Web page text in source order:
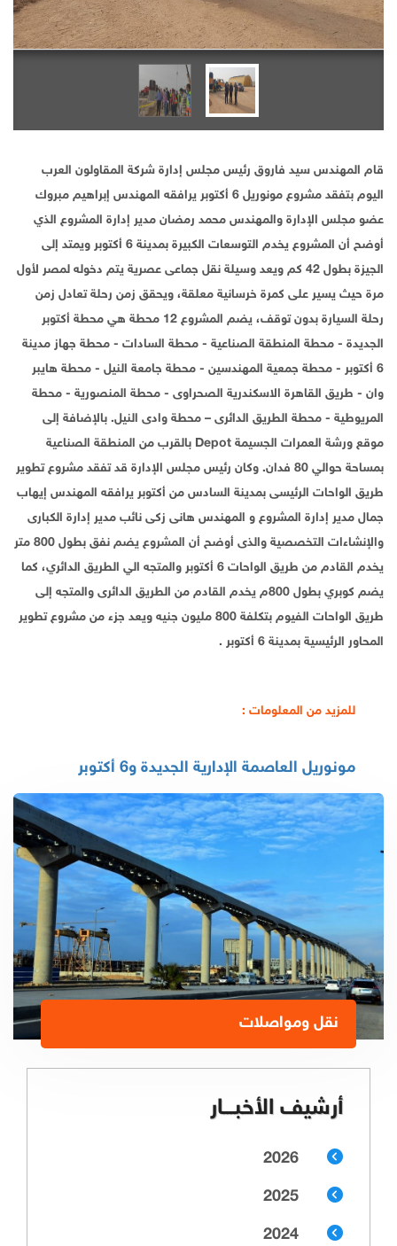
قام المهندس سيد فاروق رئيس مجلس إدارة شركة المقاولون العرب
اليوم بتفقد مشروع مونوريل 6 أكتوبر يرافقه المهندس إبراهيم مبروك
عضو مجلس الإدارة والمهندس محمد رمضان مدير إدارة المشروع الذي
أوضح أن المشروع يخدم التوسعات الكبيرة بمدينة 6 أكتوبر ويمتد إلى
الجيزة بطول 42 كم ويعد وسيلة نقل جماعى عصرية يتم دخوله لمصر لأول
مرة حيث يسير على كمرة خرسانية معلقة، ويحقق زمن رحلة تعادل زمن
رحلة السيارة بدون توقف، يضم المشروع 12 محطة هي محطة أكتوبر
الجديدة - محطة المنطقة الصناعية - محطة السادات - محطة جهاز مدينة
6 أكتوبر - محطة جمعية المهندسين - محطة جامعة النيل - محطة هايبر
وان - طريق القاهرة الاسكندرية الصحراوى - محطة المنصورية - محطة
المريوطية - محطة الطريق الدائرى – محطة وادى النيل. بالإضافة إلى
موقع ورشة العمرات الجسيمة Depot بالقرب من المنطقة الصناعية
بمساحة حوالي 80 فدان. وكان رئيس مجلس الإدارة قد تفقد مشروع تطوير
طريق الواحات الرئيسى بمدينة السادس من أكتوبر يرافقه المهندس إيهاب
جمال مدير إدارة المشروع و المهندس هانى زكى نائب مدير إدارة الكبارى
والإنشاءات التخصصية والذى أوضح أن المشروع يضم نفق بطول 800 متر
يخدم القادم من طريق الواحات 6 أكتوبر والمتجه الي الطريق الدائري، كما
يضم كوبري بطول 800م يخدم القادم من الطريق الدائرى والمتجه إلى
طريق الواحات الفيوم بتكلفة 800 مليون جنيه ويعد جزء من مشروع تطوير
المحاور الرئيسية بمدينة 6 أكتوبر .
للمزيد من المعلومات :
مونوريل العاصمة الإدارية الجديدة و6 أكتوبر
نقل ومواصلات
أرشيف الأخبـــار
2026
2025
2024